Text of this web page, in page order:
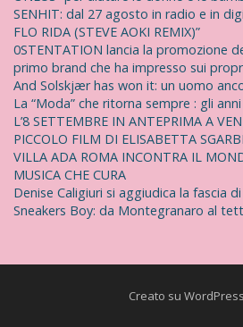
SENHIT: dal 27 agosto in radio e in
FLO RIDA (STEVE AOKI REMIX)”
0STENTATION lancia la promozione
primo brand che ha impresso sui
And Solskjær has won it: un uomo
La “Moda” che ritorna sempre : gli anni
L’8 SETTEMBRE IN ANTEPRIMA A
PICCOLO FILM DI ELISABETTA SGARBI
VILLA ADA ROMA INCONTRA IL
MUSICA CHE CURA
Denise Caligiuri si aggiudica la fascia
Sneakers Boy: da Montegranaro al
Creato su